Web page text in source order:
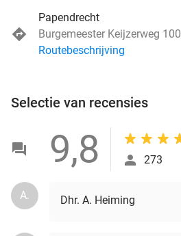
Papendrecht
Burgemeester Keijzerweg 100
Routebeschrijving
Selectie van recensies
9,8 273
A. Dhr. A. Heiming